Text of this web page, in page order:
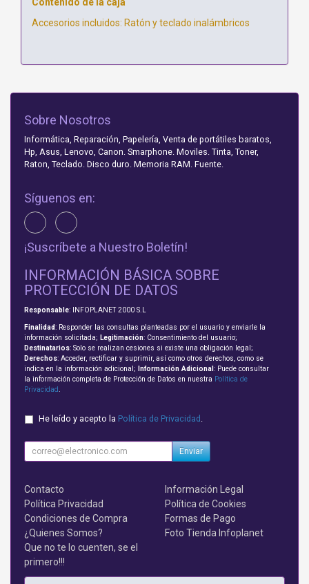
Accesorios incluidos: Ratón y teclado inalámbricos
Sobre Nosotros
Informática, Reparación, Papelería, Venta de portátiles baratos,
Hp, Asus, Lenovo, Canon. Smarphone. Moviles. Tinta, Toner,
Raton, Teclado. Disco duro. Memoria RAM. Fuente.
Síguenos en:
¡Suscríbete a Nuestro Boletín!
INFORMACIÓN BÁSICA SOBRE
PROTECCIÓN DE DATOS
Responsable: INFOPLANET 2000 S.L
Finalidad: Responder las consultas planteadas por el usuario y enviarle la
información solicitada; Legitimación: Consentimiento del usuario;
Destinatarios: Solo se realizan cesiones si existe una obligación legal;
Derechos: Acceder, rectificar y suprimir, así como otros derechos, como se
indica en la información adicional;
Información Adicional : Puede consultar
la información completa de Protección de Datos en nuestra Política de
Privacidad
He leído y acepto la Política de Privacidad
Enviar
Contacto
Información Legal
Política Privacidad
Política de Cookies
Condiciones de Compra
Formas de Pago
¿Quienes Somos?
Foto Tienda Infoplanet
Que no te lo cuenten, se el
primero!!!